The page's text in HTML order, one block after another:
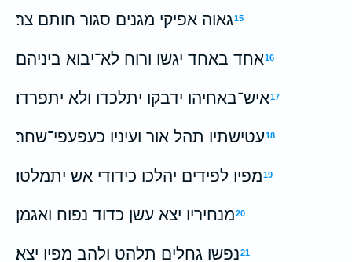
15גאוה אפיקי מגנים סגור חותם צר׃
16אחד באחד יגשו ורוח לא־יבוא ביניהם׃
17איש־באחיהו ידבקו יתלכדו ולא יתפרדו׃
18ע‍טישתיו תהל אור ועיניו כעפעפי־שחר׃
19מפיו לפידים יהלכו כידודי אש יתמלטו׃
20מנחיריו יצא עשן כדוד נפוח ואגמן׃
21נפשו גחלים תלהט ולהב מפיו יצא׃